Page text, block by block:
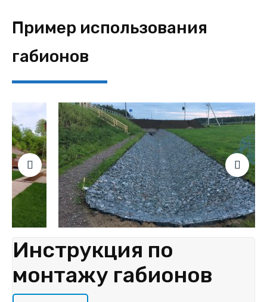
Пример использования
габионов
Инструкция по
монтажу габионов